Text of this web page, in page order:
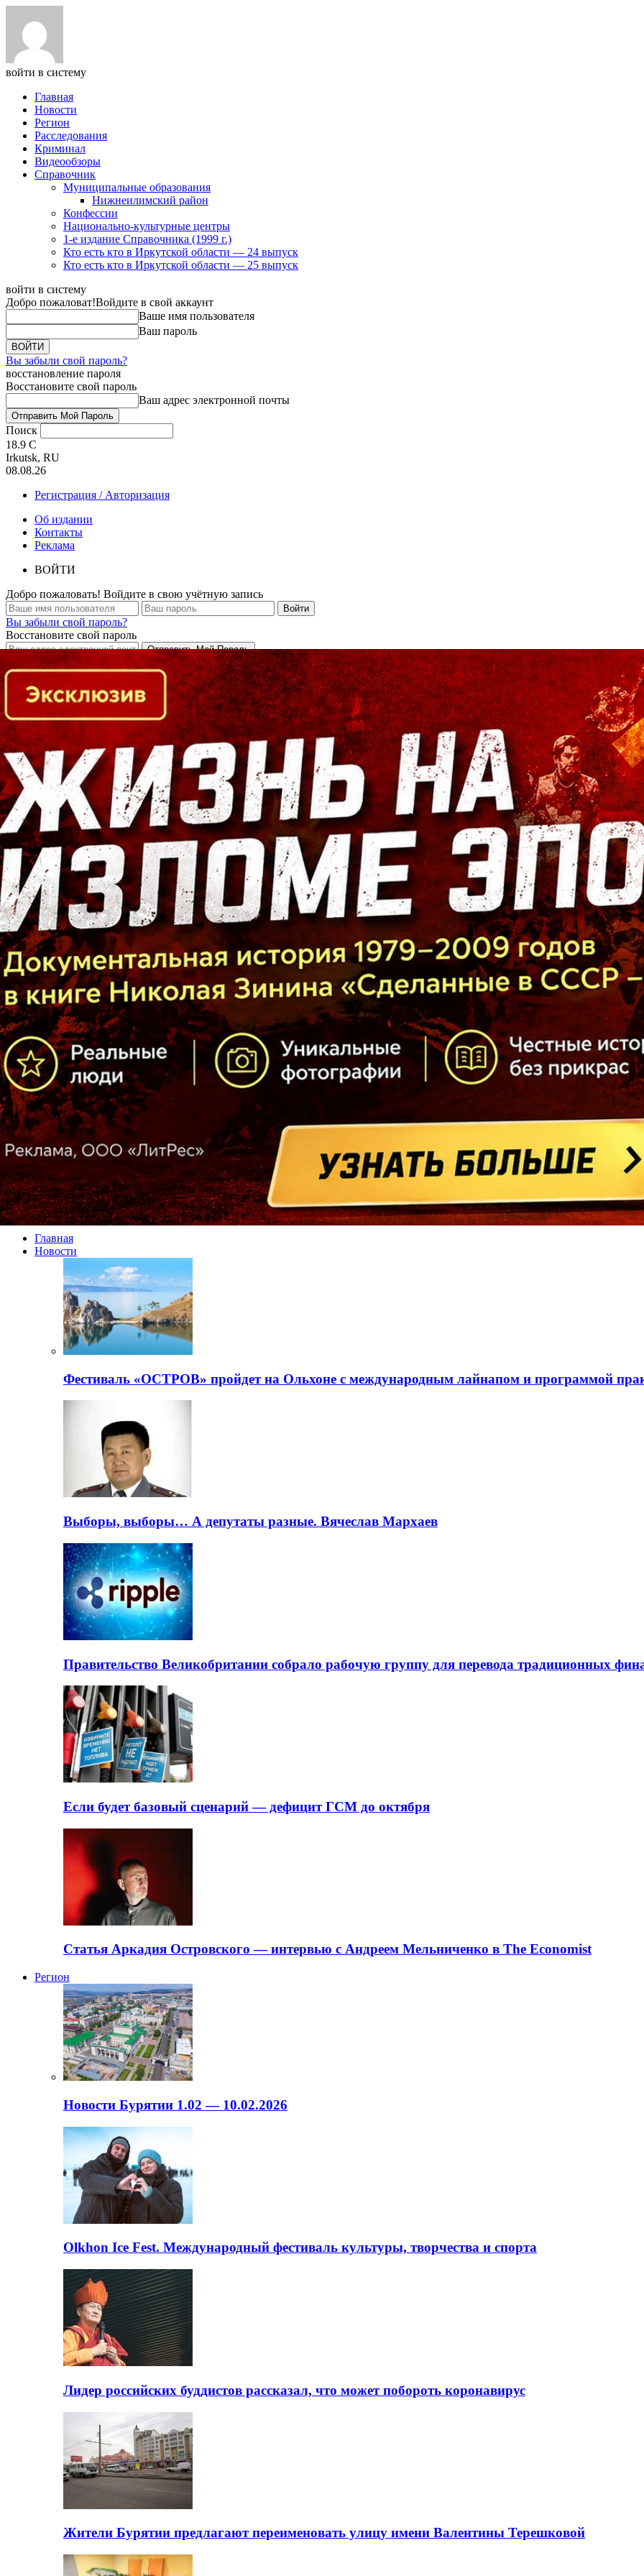
войти в систему
Главная
Новости
Регион
Расследования
Криминал
Видеообзоры
Справочник
Муниципальные образования
Нижнеилимский район
Конфессии
Национально-культурные центры
1-е издание Справочника (1999 г.)
Кто есть кто в Иркутской области — 24 выпуск
Кто есть кто в Иркутской области — 25 выпуск
войти в систему
Добро пожаловат!Войдите в свой аккаунт
Ваше имя пользователя
Ваш пароль
Вы забыли свой пароль?
восстановление пароля
Восстановите свой пароль
Ваш адрес электронной почты
Поиск
18.9 C
Irkutsk, RU
08.08.26
Регистрация / Авторизация
Об издании
Контакты
Реклама
ВОЙТИ
Добро пожаловать! Войдите в свою учётную запись
Вы забыли свой пароль?
Восстановите свой пароль
Кто есть кто в Байкальском регионе
Главная
Новости
Фестиваль «ОСТРОВ» пройдет на Ольхоне с международным лайнапом и программой
Выборы, выборы… А депутаты разные. Вячеслав Мархаев
Правительство Великобритании собрало рабочую группу для перевода традиционных
Если будет базовый сценарий — дефицит ГСМ до октября
Статья Аркадия Островского — интервью с Андреем Мельниченко в The Economist
Регион
Новости Бурятии 1.02 — 10.02.2026
Olkhon Ice Fest. Международный фестиваль культуры, творчества и спорта
Лидер российских буддистов рассказал, что может побороть коронавирус
Жители Бурятии предлагают переименовать улицу имени Валентины Терешковой